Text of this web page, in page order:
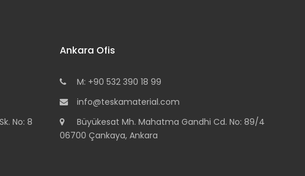
No: 8
Ankara Ofis
M: +90 532 390 18 99
info@teskamaterial.com
Büyükesat Mh. Mahatma Gandhi Cd. No: 89/4
06700 Çankaya, Ankara